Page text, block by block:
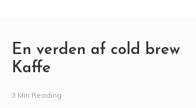
En verden af cold brew
Kaffe
3 Min Reading